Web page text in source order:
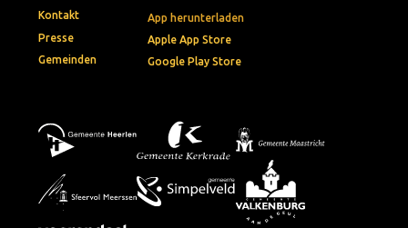
App herunterladen
Apple App Store
Google Play Store
Kontakt
Presse
Gemeinden